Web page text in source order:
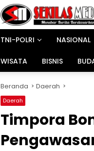
TNI-POLRI
NASIONAL
WISATA BISNIS
Beranda Daerah
Daerah
Timpora